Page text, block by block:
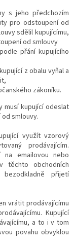
s jeho předchozím
pro odstoupení od
sdělil kupujícímu,
od smlouvy
přání kupujícího
z obalu vyňal a
zákoníku.
musí kupující odeslat
smlouvy.
využít vzorový
prodávajícím.
na emailovou nebo
těchto obchodních
bezodkladně přijetí
vrátit prodávajícímu
Kupující
a to i v tom
povahu obvyklou